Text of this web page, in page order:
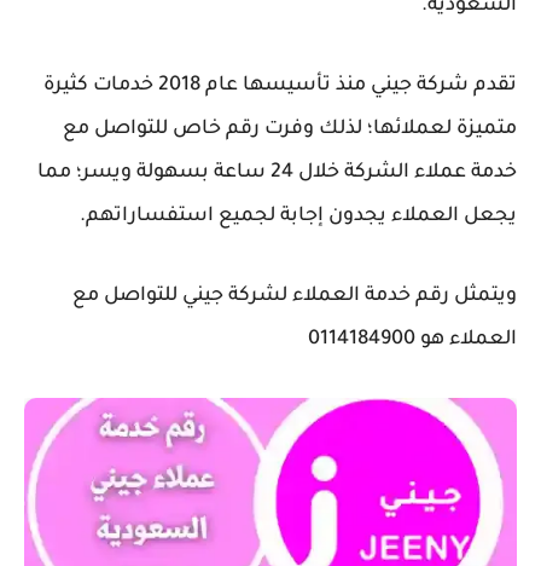
السعودية.
تقدم شركة جيني منذ تأسيسها عام 2018 خدمات كثيرة
متميزة لعملائها؛ لذلك وفرت رقم خاص للتواصل مع
خدمة عملاء الشركة خلال 24 ساعة بسهولة ويسر؛ مما
يجعل العملاء يجدون إجابة لجميع استفساراتهم.
ويتمثل رقم خدمة العملاء لشركة جيني للتواصل مع
العملاء هو 0114184900